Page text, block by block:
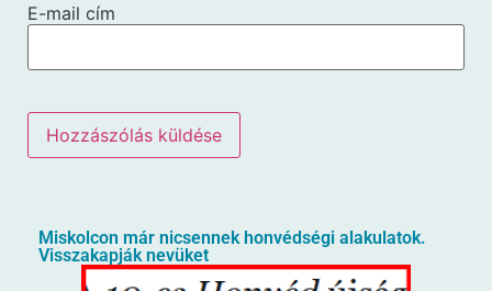
E-mail cím
Miskolcon már nicsennek honvédségi alakulatok.
Visszakapják nevüket